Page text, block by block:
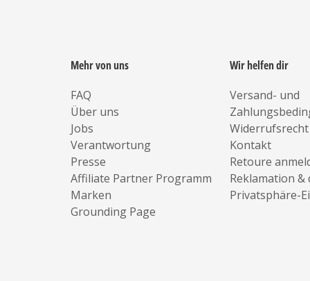
Mehr von uns
FAQ
Über uns
Jobs
Verantwortung
Presse
Affiliate Partner Programm
Marken
Grounding Page
Wir helfen dir
Versand- und
Widerrufsrecht
Kontakt
Retoure
Reklamation &
Privatsphäre-